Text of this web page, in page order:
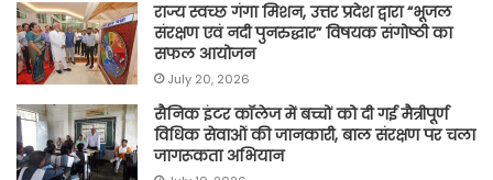
राज्य स्वच्छ गंगा मिशन, उत्तर प्रदेश द्वारा “भूजल
संरक्षण एवं नदी पुनरुद्धार” विषयक संगोष्ठी का
सफल आयोजन
July 20, 2026
सैनिक इंटर कॉलेज में बच्चों को दी गई मैत्रीपूर्ण
विधिक सेवाओं की जानकारी, बाल संरक्षण पर चला
जागरूकता अभियान